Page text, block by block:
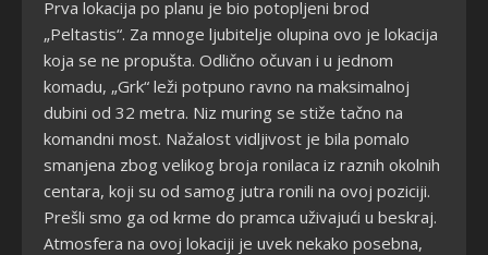
Prva lokacija po planu je bio potopljeni brod
„Peltastis“. Za mnoge ljubitelje olupina ovo je lokacija
koja se ne propušta. Odlično očuvan i u jednom
komadu, „Grk“ leži potpuno ravno na maksimalnoj
dubini od 32 metra. Niz muring se stiže tačno na
komandni most. Nažalost vidljivost je bila pomalo
smanjena zbog velikog broja ronilaca iz raznih okolnih
centara, koji su od samog jutra ronili na ovoj poziciji.
Prešli smo ga od krme do pramca uživajući u beskraj.
Atmosfera na ovoj lokaciji je uvek nekako posebna,